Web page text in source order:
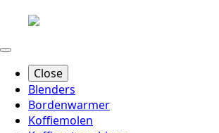
Close
Blenders
Bordenwarmer
Koffiemolen